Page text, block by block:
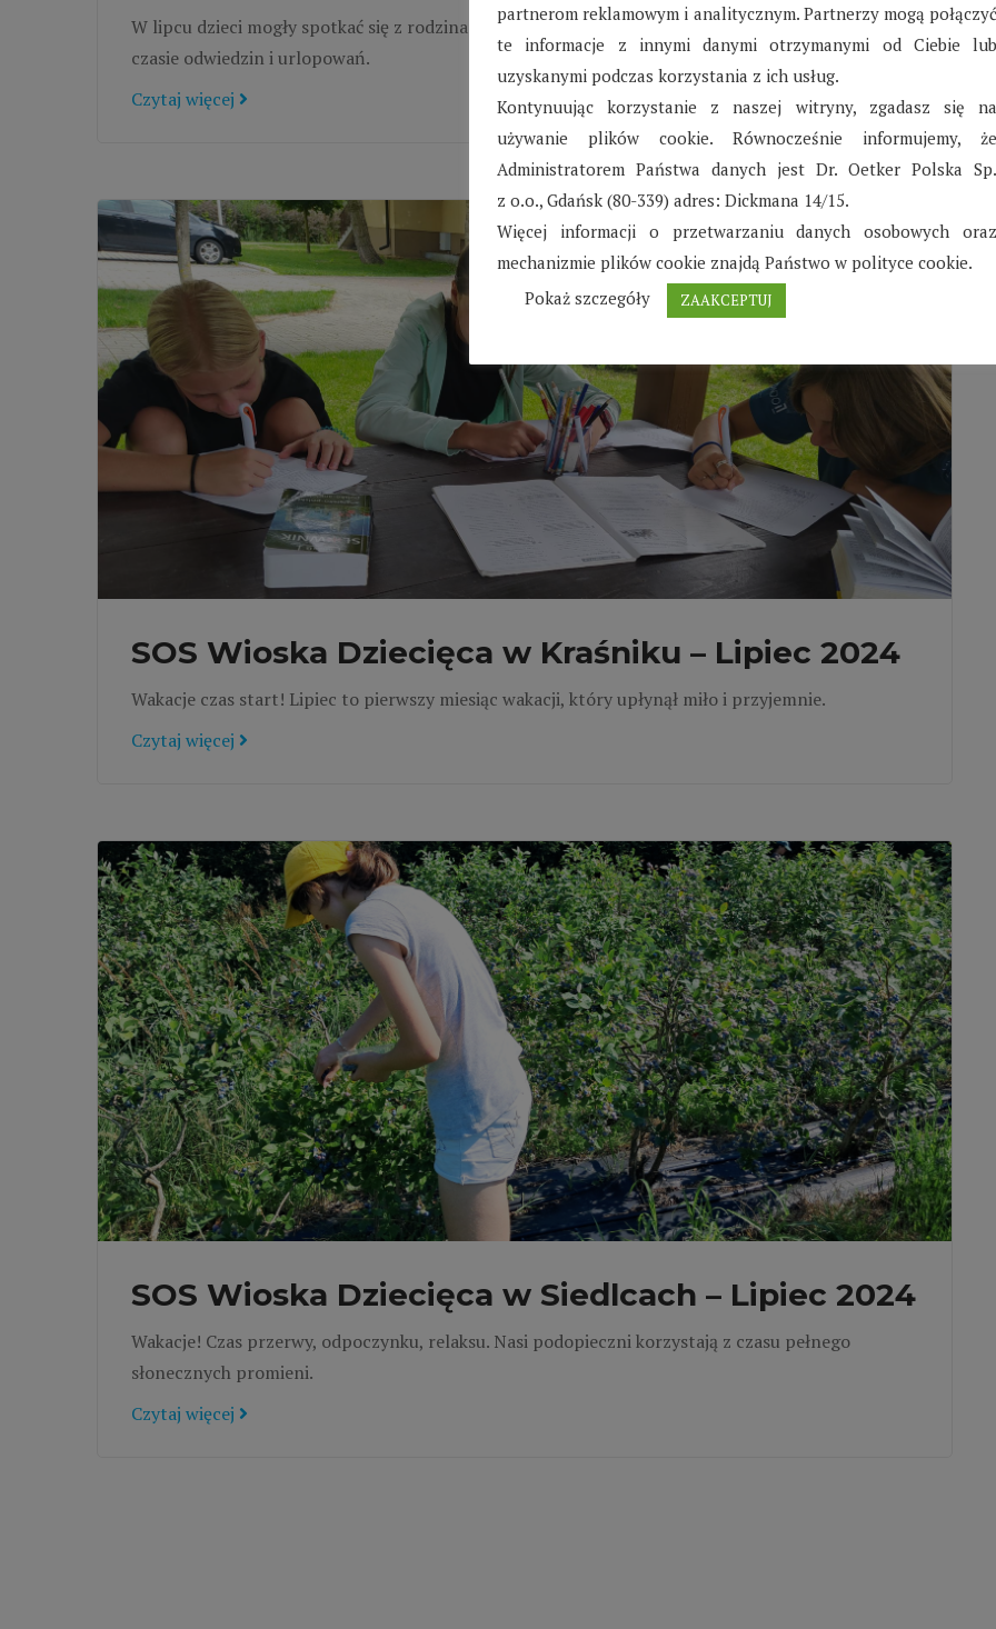
W lipcu dzieci mogły spotkać się z rodzinami biologicznymi i aktywnie spędzać z nimi czas, w
czasie odwiedzin i urlopowań.
Czytaj więcej
SOS Wioska Dziecięca w Kraśniku – Lipiec 2024
Wakacje czas start! Lipiec to pierwszy miesiąc wakacji, który upłynął miło i przyjemnie.
Czytaj więcej
SOS Wioska Dziecięca w Siedlcach – Lipiec 2024
Wakacje! Czas przerwy, odpoczynku, relaksu. Nasi podopieczni korzystają z czasu pełnego
słonecznych promieni.
Czytaj więcej
partnerom reklamowym i analitycznym. Partnerzy mogą połączyć
te informacje z innymi danymi otrzymanymi od Ciebie lub
uzyskanymi podczas korzystania z ich usług.
Kontynuując korzystanie z naszej witryny, zgadasz się na
używanie plików cookie. Równocześnie informujemy, że
Administratorem Państwa danych jest Dr. Oetker Polska Sp.
z o.o., Gdańsk (80-339) adres: Dickmana 14/15.
Więcej informacji o przetwarzaniu danych osobowych oraz
mechanizmie plików cookie znajdą Państwo w polityce cookie.
Pokaż szczegóły
ZAAKCEPTUJ